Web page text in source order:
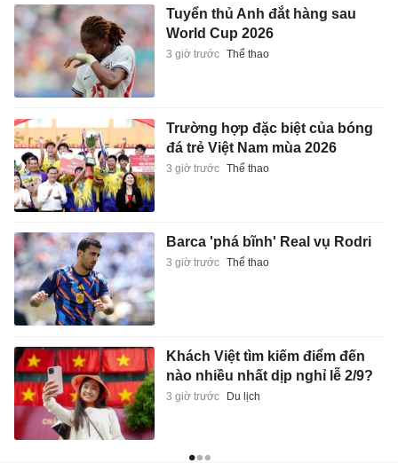
Tuyển thủ Anh đắt hàng sau
World Cup 2026
3 giờ trước Thể thao
Trường hợp đặc biệt của bóng
đá trẻ Việt Nam mùa 2026
3 giờ trước Thể thao
Barca 'phá bĩnh' Real vụ Rodri
3 giờ trước Thể thao
Khách Việt tìm kiếm điểm đến
nào nhiều nhất dịp nghỉ lễ 2/9?
3 giờ trước Du lịch